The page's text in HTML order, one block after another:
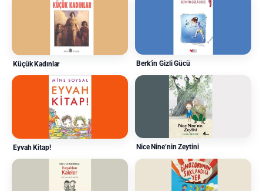
Küçük Kadınlar Berk’in Gizli Gücü
Eyvah Kitap! Nice Nine’nin Zeytini